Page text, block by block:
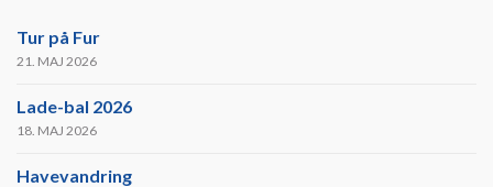
Tur på Fur
21. MAJ 2026
Lade-bal 2026
18. MAJ 2026
Havevandring